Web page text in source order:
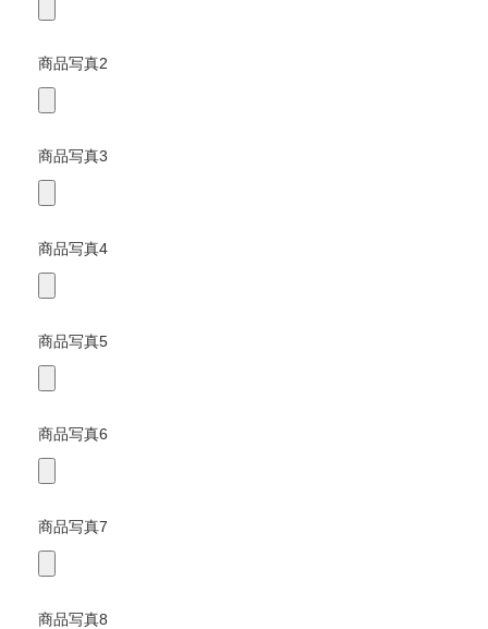
商品写真2
商品写真3
商品写真4
商品写真5
商品写真6
商品写真7
商品写真8